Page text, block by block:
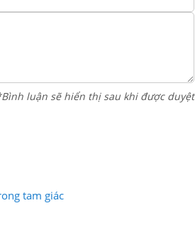
luận sẽ hiển thị sau khi được duyệt
tam giác